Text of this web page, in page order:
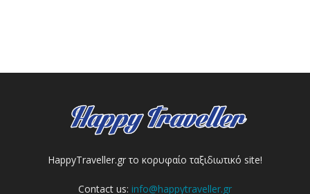
HappyTraveller.gr το κορυφαίο ταξιδιωτικό site!
Contact us: info@happytraveller.gr